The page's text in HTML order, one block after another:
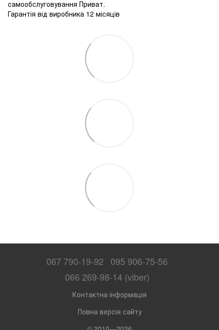
самообслуговування Приват.
Гарантія від виробника 12 місяців
067 790-19-92
095 906-75-56
066 269-98-14 (viber)
Контактна інформація
Повна версія сайту